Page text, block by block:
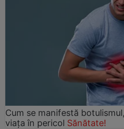
Cum se manifestă
viaţa în pericol Sănătate!